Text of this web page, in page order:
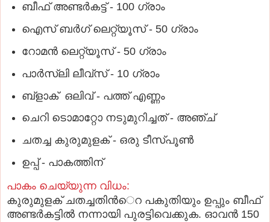
ബീഫ് അണ്ടര്‍കട്ട് - 100 ഗ്രാം
ഐസ് ബര്‍ഗ് ലെറ്റ്യൂസ് - 50 ഗ്രാം
റോമന്‍ ലെറ്റ്യൂസ് - 50 ഗ്രാം
പാര്‍സ്ലി ലീവ്സ് - 10 ഗ്രാം
ബ്ളാക് ഒലിവ് - പത്ത് എണ്ണം
ചെറി ടൊമാറ്റോ നടുമുറിച്ചത് - അഞ്ച്
ചതച്ച കുരുമുളക് - ഒരു ടീസ്പൂണ്‍
ഉപ്പ് - പാകത്തിന്
പാകം ചെയ്യുന്ന വിധം:
കുരുമുളക് ചതച്ചതിന്‍െറ പകുതിയും ഉപ്പും ബീഫ്
അണ്ടര്‍കട്ടില്‍ നന്നായി പുരട്ടിവെക്കുക. ഓവന്‍ 150